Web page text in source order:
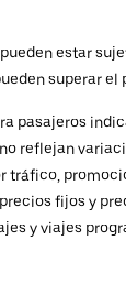
estar
superar el
pasajeros
reflejan
tráfico,
fijos y
y viajes